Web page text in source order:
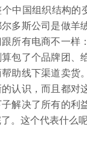
中国组织结构的
多斯公司是做羊
所有电商不一样
包了个品牌团、
助线下渠道卖货
认识，而且都对
解决了所有的利
。这个代表什么